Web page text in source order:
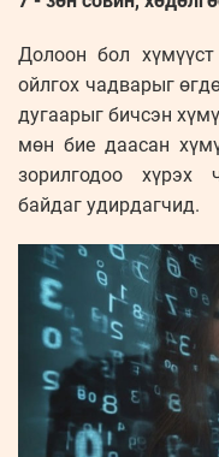
Долоон бол
ойлгох чадварыг
дугаарыг бичсэн
мөн бие даасан
зорилгодоо хүрэх
байдаг удирдагчид.